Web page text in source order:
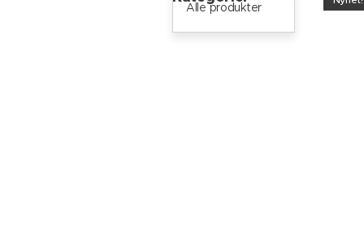
Alle produkter